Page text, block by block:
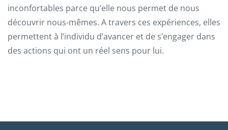
inconfortables parce qu’elle nous permet de nous
découvrir nous-mêmes. A travers ces expériences, elles
permettent à l’individu d’avancer et de s’engager dans
des actions qui ont un réel sens pour lui.